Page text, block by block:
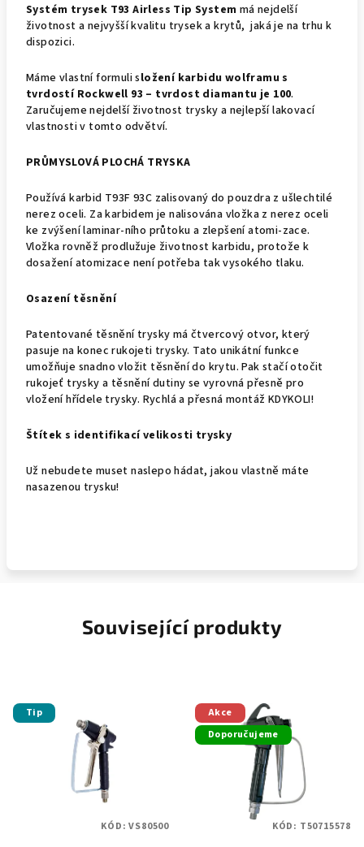
Systém trysek T93 Airless Tip System má nejdelší
životnost a nejvyšší kvalitu trysek a krytů, jaká je na trhu k
dispozici.
Máme vlastní formuli složení karbidu wolframu s
tvrdostí Rockwell 93 – tvrdost diamantu je 100.
Zaručujeme nejdelší životnost trysky a nejlepší lakovací
vlastnosti v tomto odvětví.
PRŮMYSLOVÁ PLOCHÁ TRYSKA
Používá karbid T93F 93C zalisovaný do pouzdra z ušlechtilé
nerez oceli. Za karbidem je nalisována vložka z nerez oceli
ke zvýšení laminar-ního průtoku a zlepšení atomi-zace.
Vložka rovněž prodlužuje životnost karbidu, protože k
dosažení atomizace není potřeba tak vysokého tlaku.
Osazení těsnění
Patentované těsnění trysky má čtvercový otvor, který
pasuje na konec rukojeti trysky. Tato unikátní funkce
umožňuje snadno vložit těsnění do krytu. Pak stačí otočit
rukojeť trysky a těsnění dutiny se vyrovná přesně pro
vložení hřídele trysky. Rychlá a přesná montáž KDYKOLI!
Štítek s identifikací velikosti trysky
Už nebudete muset naslepo hádat, jakou vlastně máte
nasazenou trysku!
Související produkty
Tip
KÓD:VS80500
Akce
Doporučujeme
KÓD: T50715578